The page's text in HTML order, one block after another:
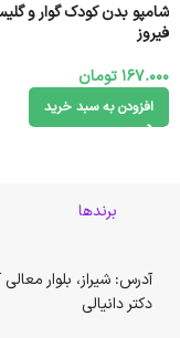
شامپو بدن کودک گوار و
فیروز
167.000تومان
افزودن به سبد خرید
برندها
آدرس: شیراز، بلوار
دکتر دانیالی